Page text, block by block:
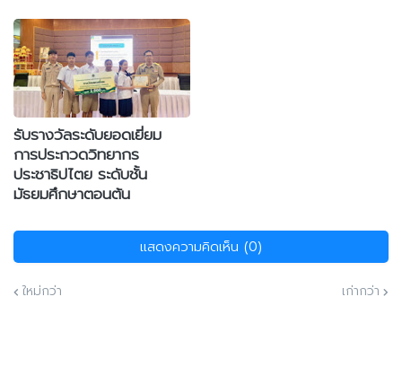
รับรางวัลระดับยอดเยี่ยม
การประกวดวิทยากร
ประชาธิปไตย ระดับชั้น
มัธยมศึกษาตอนต้น
แสดงความคิดเห็น (0)
ใหม่กว่า เก่ากว่า